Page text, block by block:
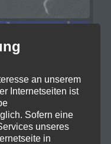
an unserem
Internetseiten ist
Sofern eine
unseres
in